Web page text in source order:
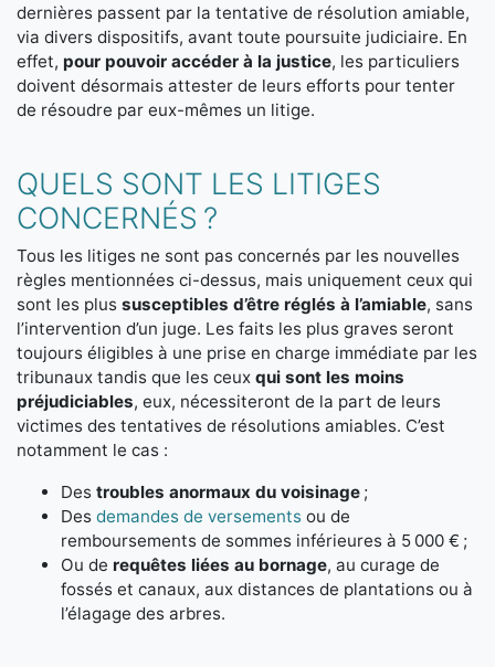
dernières passent par la tentative de résolution amiable,
via divers dispositifs, avant toute poursuite judiciaire. En
effet, pour pouvoir accéder à la justice, les particuliers
doivent désormais attester de leurs efforts pour tenter
de résoudre par eux-mêmes un litige.
QUELS SONT LES LITIGES
CONCERNÉS ?
Tous les litiges ne sont pas concernés par les nouvelles
règles mentionnées ci-dessus, mais uniquement ceux qui
sont les plus susceptibles d’être réglés à l’amiable, sans
l’intervention d’un juge. Les faits les plus graves seront
toujours éligibles à une prise en charge immédiate par les
tribunaux tandis que les ceux qui sont les moins
préjudiciables, eux, nécessiteront de la part de leurs
victimes des tentatives de résolutions amiables. C’est
notamment le cas :
Des troubles anormaux du voisinage ;
Des demandes de versements ou de
remboursements de sommes inférieures à 5 000 € ;
Ou de requêtes liées au bornage, au curage de
fossés et canaux, aux distances de plantations ou à
l’élagage des arbres.